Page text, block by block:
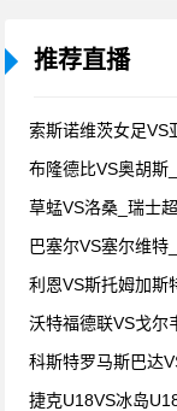
推荐直播
布隆德比VS奥胡斯
草蜢VS洛桑_瑞士
巴塞尔VS塞尔维特
利恩VS斯托姆加斯
沃特福德联VS戈尔
捷克U18VS冰岛